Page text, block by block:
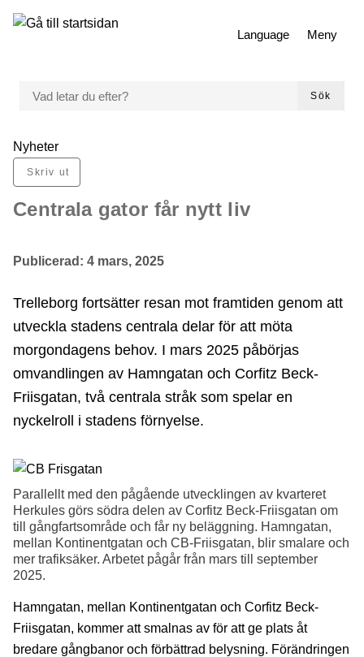
Gå till innehåll
till huvudmeny
Language
Meny
Sök
Du är här:
Nyheter
Skriv ut
Centrala gator får nytt liv
Publicerad: 4 mars, 2025
Trelleborg fortsätter resan mot framtiden genom att
utveckla stadens centrala delar för att möta
morgondagens behov. I mars 2025 påbörjas
omvandlingen av Hamngatan och Corfitz Beck-
Friisgatan, två centrala stråk som spelar en
nyckelroll i stadens förnyelse.
Parallellt med den pågående utvecklingen av kvarteret
Herkules görs södra delen av Corfitz Beck-Friisgatan om
till gångfartsområde och får ny beläggning. Hamngatan,
mellan Kontinentgatan och CB-Friisgatan, blir smalare och
mer trafiksäker. Arbetet pågår från mars till september
2025.
Hamngatan, mellan Kontinentgatan och Corfitz Beck-
Friisgatan, kommer att smalnas av för att ge plats åt
bredare gångbanor och förbättrad belysning. Förändringen